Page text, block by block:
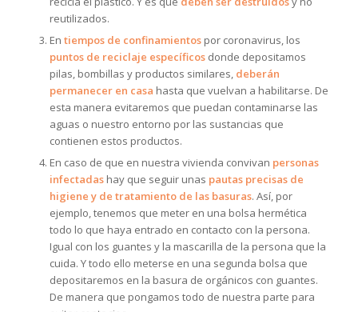
reutilizados.
En tiempos de confinamientospor coronavirus, los
puntos de reciclaje específicosdonde depositamos
pilas, bombillas y productos similares, deberán
permanecer en casa hasta que vuelvan a habilitarse. De
esta manera evitaremos que puedan contaminarse las
aguas o nuestro entorno por las sustancias que
contienen estos productos.
En caso de que en nuestra vivienda convivan personas
infectadashay que seguir unas pautas precisas de
higiene y de tratamiento de las basuras. Así, por
ejemplo, tenemos que meter en una bolsa hermética
todo lo que haya entrado en contacto con la persona.
Igual con los guantes y la mascarilla de la persona que la
cuida. Y todo ello meterse en una segunda bolsa que
depositaremos en la basura de orgánicos con guantes.
De manera que pongamos todo de nuestra parte para